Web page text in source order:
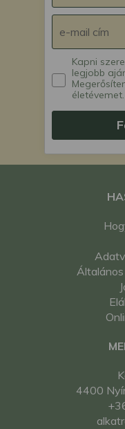
Kapni
legjobb
életévemet.
4400